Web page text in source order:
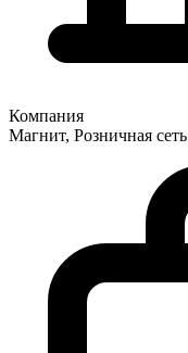
Компания
Магнит, Розничная сеть